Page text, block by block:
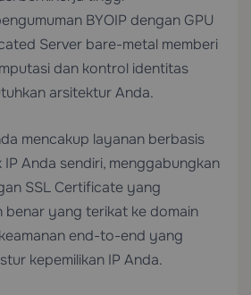
BYOIP dengan GPU
Server bare-metal memberi
dan kontrol identitas
arsitektur Anda.
mencakup layanan berbasis
Anda sendiri, menggabungkan
SSL Certificate yang
benar yang terikat ke domain
end-to-end yang
kepemilikan IP Anda.